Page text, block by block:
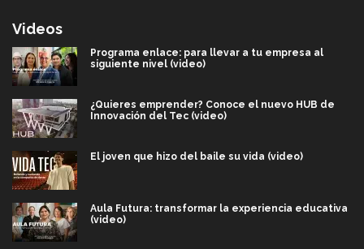
Videos
Programa enlace: para llevar a tu empresa al
siguiente nivel (video)
¿Quieres emprender? Conoce el nuevo HUB de
Innovación del Tec (video)
El joven que hizo del baile su vida (video)
Aula Futura: transformar la experiencia educativa
(video)